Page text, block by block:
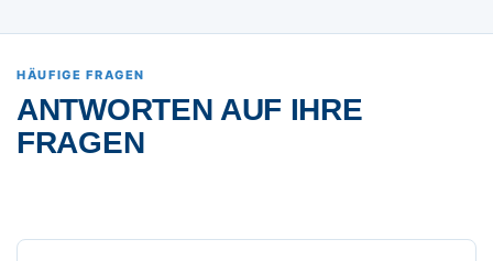
HÄUFIGE FRAGEN
ANTWORTEN AUF IHRE
FRAGEN